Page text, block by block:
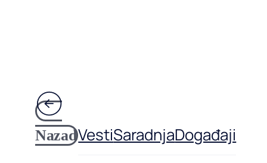
NazadVestiSaradnjaDogađaji